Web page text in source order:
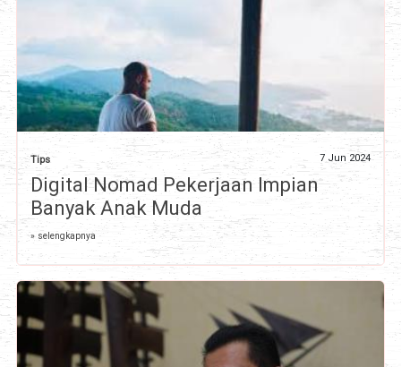
Tips 7 Jun 2024
Digital Nomad Pekerjaan Impian
Banyak Anak Muda
» selengkapnya